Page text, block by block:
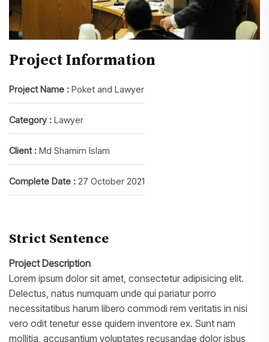
Project Information
Project Name : Poket and Lawyer
Category : Lawyer
Client : Md Shamim Islam
Complete Date : 27 October 2021
Strict Sentence
Project Description
Lorem ipsum dolor sit amet, consectetur adipisicing elit.
Delectus, natus numquam unde qui pariatur porro
necessitatibus harum libero commodi rem veritatis in nisi
vero odit tenetur esse quidem inventore ex. Sunt nam
mollitia, accusantium voluptates recusandae dolor isbus